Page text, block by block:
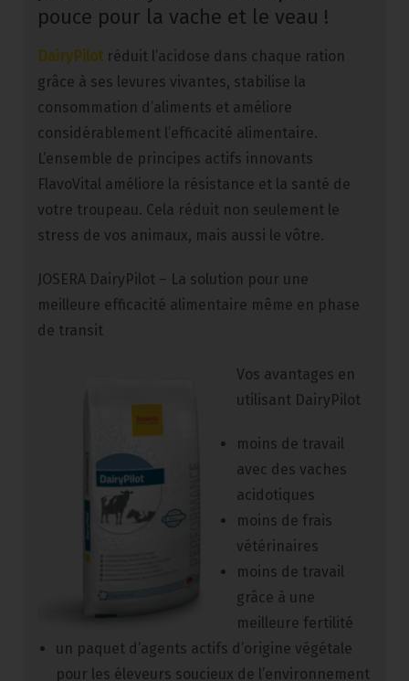
pouce pour la vache et le veau !
DairyPilotréduit l’acidose dans chaque ration
grâce à ses levures vivantes, stabilise la
consommation d’aliments et améliore
considérablement l’efficacité alimentaire.
L’ensemble de principes actifs innovants
FlavoVital améliore la résistance et la santé de
votre troupeau. Cela réduit non seulement le
stress de vos animaux, mais aussi le vôtre.
JOSERA DairyPilot – La solution pour une
meilleure efficacité alimentaire même en phase
de transit
Vos avantages en
utilisant DairyPilot
moins de travail
avec des vaches
acidotiques
moins de frais
vétérinaires
moins de travail
grâce à une
meilleure fertilité
un paquet d’agents actifs d’origine végétale
pour les éleveurs soucieux de l’environnement